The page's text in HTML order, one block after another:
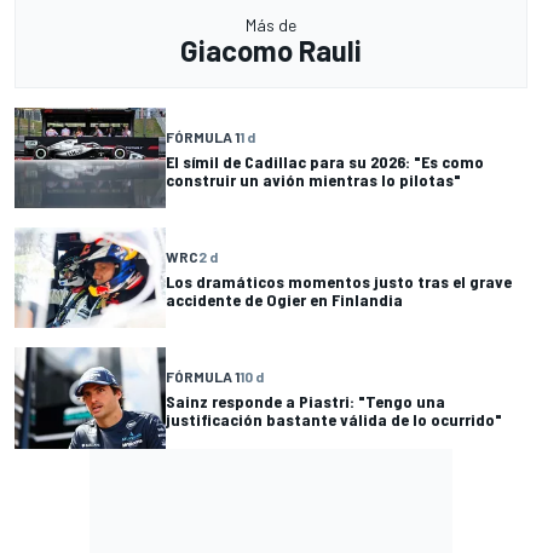
Más de
Giacomo Rauli
FÓRMULA 11 d
El símil de Cadillac para su 2026: "Es como
construir un avión mientras lo pilotas"
WRC2 d
Los dramáticos momentos justo tras el grave
accidente de Ogier en Finlandia
FÓRMULA 110 d
Sainz responde a Piastri: "Tengo una
justificación bastante válida de lo ocurrido"